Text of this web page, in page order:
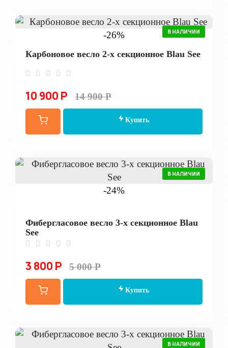
-26% В НАЛИЧИИ
Карбоновое весло 2-х секционное Blau See
10 900 Р 14 900 Р
Купить
-24%
В НАЛИЧИИ
Фибергласовое весло 3-х секционное Blau
See
3 800 Р 5 000 Р
Купить
В НАЛИЧИИ